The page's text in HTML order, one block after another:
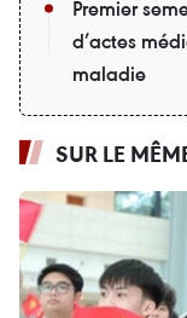
Premier
d’actes
maladie
SUR LE